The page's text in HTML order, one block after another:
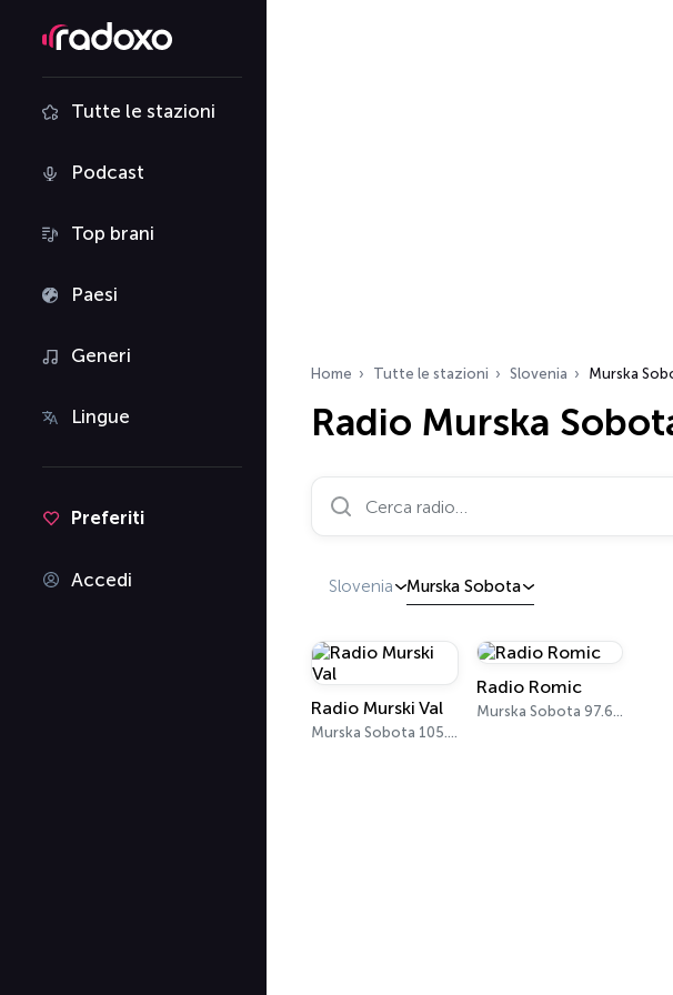
Tutte le stazioni
Podcast
Top brani
Paesi
Generi
Lingue
Preferiti
Accedi
Home Tutte le stazioni Slovenia Murska
Radio Murska
Cerca radio…
Slovenia Murska Sobota
Radio Murski Val
Murska Sobota 105.7 FM
Radio Romic
Murska Sobota 97.6 FM